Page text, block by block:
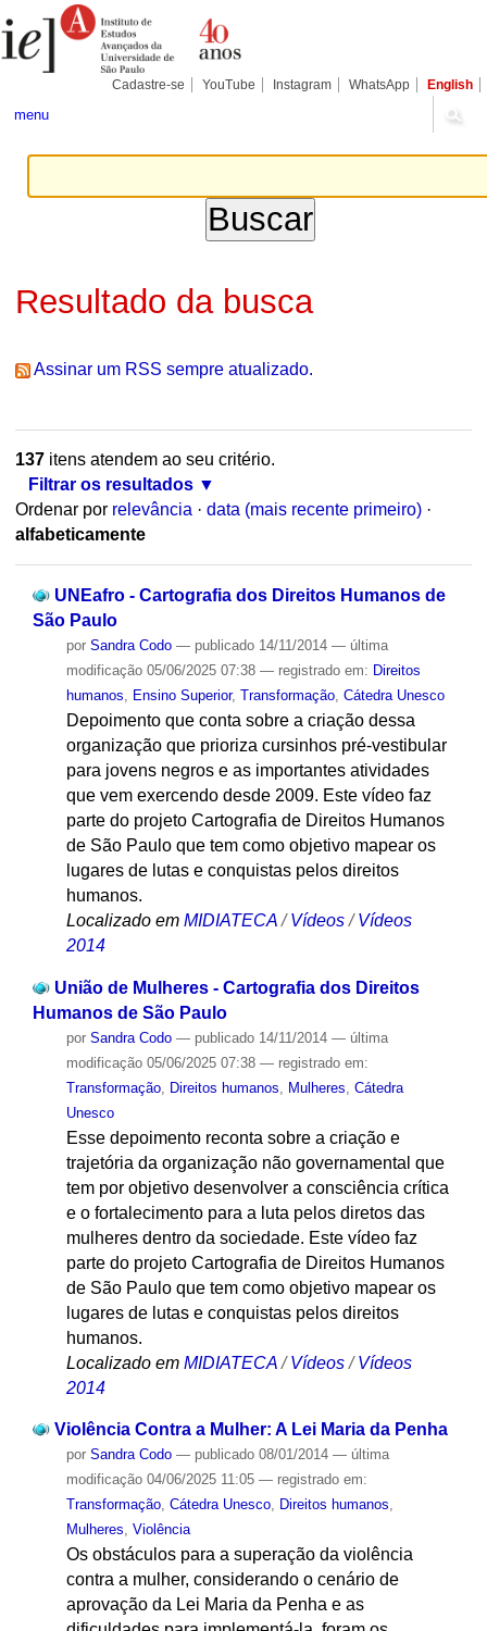
para
conteúdo.
Pessoais
Cadastre-se YouTube Instagram WhatsApp English
menu
Resultado da busca
Assinar um RSS sempre atualizado.
137itens atendem ao seu critério.
Filtrar os resultados
Ordenar por relevância · data (mais recente primeiro) ·
alfabeticamente
UNEafro - Cartografia dos Direitos Humanos de
São Paulo
por Sandra Codo — publicado14/11/2014 — última
modificação05/06/2025 07:38 — registrado em: Direitos
humanos
Ensino Superior, Transformação, Cátedra Unesco
Depoimento que conta sobre a criação dessa
organização que prioriza cursinhos pré-vestibular
para jovens negros e as importantes atividades
que vem exercendo desde 2009. Este vídeo faz
parte do projeto Cartografia de Direitos Humanos
de São Paulo que tem como objetivo mapear os
lugares de lutas e conquistas pelos direitos
humanos.
Localizado em MIDIATECA /Vídeos /Vídeos
2014
União de Mulheres - Cartografia dos Direitos
Humanos de São Paulo
por Sandra Codo — publicado14/11/2014 — última
modificação05/06/2025 07:38 — registrado em:
Transformação, Direitos humanos Mulheres Cátedra
Unesco
Esse depoimento reconta sobre a criação e
trajetória da organização não governamental que
tem por objetivo desenvolver a consciência crítica
e o fortalecimento para a luta pelos diretos das
mulheres dentro da sociedade. Este vídeo faz
parte do projeto Cartografia de Direitos Humanos
de São Paulo que tem como objetivo mapear os
lugares de lutas e conquistas pelos direitos
humanos.
Localizado em MIDIATECA /Vídeos /Vídeos
2014
Violência Contra a Mulher: A Lei Maria da Penha
por Sandra Codo — publicado08/01/2014 — última
modificação04/06/2025 11:05 — registrado em:
Transformação, Cátedra Unesco, Direitos humanos,
Mulheres, Violência
Os obstáculos para a superação da violência
contra a mulher, considerando o cenário de
aprovação da Lei Maria da Penha e as